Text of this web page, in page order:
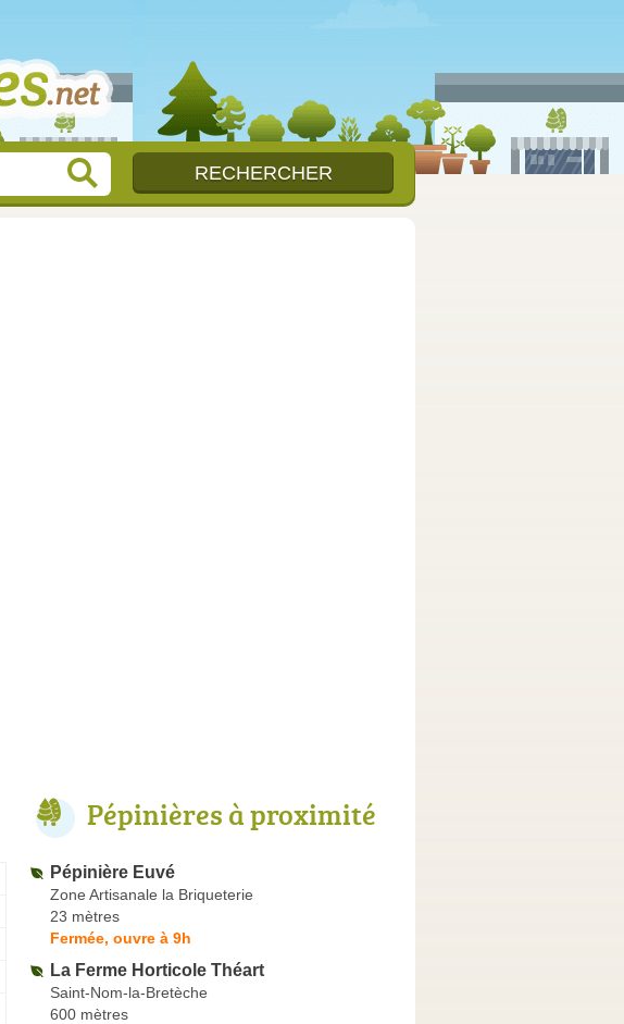
Pépinières à proximité
Pépinière Euvé
Zone Artisanale la Briqueterie
23 mètres
Fermée, ouvre à 9h
La Ferme Horticole Théart
Saint-Nom-la-Bretèche
600 mètres